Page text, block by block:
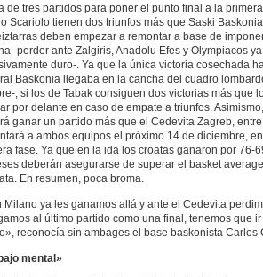
de tres partidos para poner el punto final a la
Scariolo tienen dos triunfos más que Saski
deben empezar a remontar a base de
-perder ante Zalgiris, Anadolu Efes y Olympiacos
duro-. Ya que la única victoria cosechada
Baskonia llegaba en la cancha del cuadro
, si los de Tabak consiguen dos victorias más que
por delante en caso de empate a triunfos.
ganar un partido más que el Cedevita Zagreb,
a ambos equipos el próximo 14 de diciembre,
fase. Ya que en la ida los croatas ganaron por 76-
deberán asegurarse de superar el basket
En resumen, poca broma.
Milano ya les ganamos allá y ante el Cedevita
al último partido como una final, tenemos que
reconocía sin ambages el base baskonista Carlos
mental»